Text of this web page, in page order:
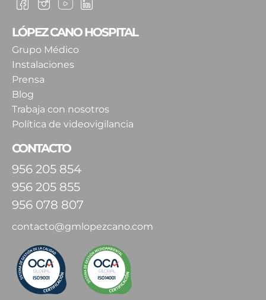
LÓPEZ CANO HOSPITAL
Grupo Médico
Instalaciones
Prensa
Blog
Trabaja con nosotros
Política de videovigilancia
CONTACTO
956 205 854
956 205 855
956 078 807
contacto@gmlopezcano.com